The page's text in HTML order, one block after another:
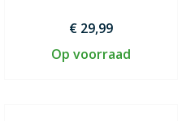
€ 29,99
Op voorraad